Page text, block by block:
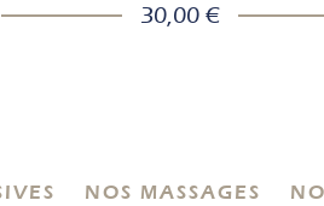
30,00 €
NOS MASSAGES